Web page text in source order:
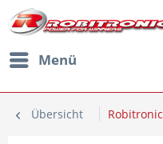
Menü
Übersicht Robitronic